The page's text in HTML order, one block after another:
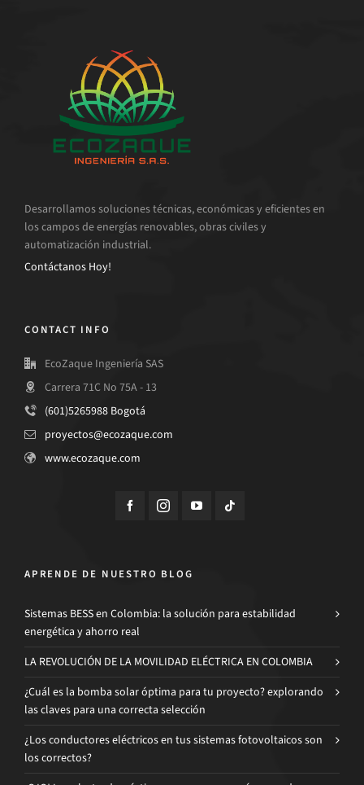
Desarrollamos soluciones técnicas, económicas y eficientes en
los campos de energías renovables, obras civiles y
automatización industrial.
Contáctanos Hoy!
CONTACT INFO
EcoZaque Ingeniería SAS
Carrera 71C No 75A - 13
(601)5265988 Bogotá
proyectos@ecozaque.com
www.ecozaque.com
APRENDE DE NUESTRO BLOG
Sistemas BESS en Colombia: la solución para estabilidad
energética y ahorro real
LA REVOLUCIÓN DE LA MOVILIDAD ELÉCTRICA EN COLOMBIA
¿Cuál es la bomba solar óptima para tu proyecto? explorando
las claves para una correcta selección
¿Los conductores eléctricos en tus sistemas fotovoltaicos son
los correctos?